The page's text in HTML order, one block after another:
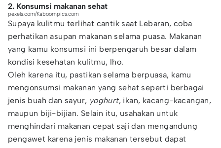
2. Konsumsi makanan sehat
pexels.com/Kaboompics.com
Supaya kulitmu terlihat cantik saat Lebaran, coba
perhatikan asupan makanan selama puasa. Makanan
yang kamu konsumsi ini berpengaruh besar dalam
kondisi kesehatan kulitmu, lho.
Oleh karena itu, pastikan selama berpuasa, kamu
mengonsumsi makanan yang sehat seperti berbagai
jenis buah dan sayur, yoghurt, ikan, kacang-kacangan,
maupun biji-bijian. Selain itu, usahakan untuk
menghindari makanan cepat saji dan mengandung
pengawet karena jenis makanan tersebut dapat